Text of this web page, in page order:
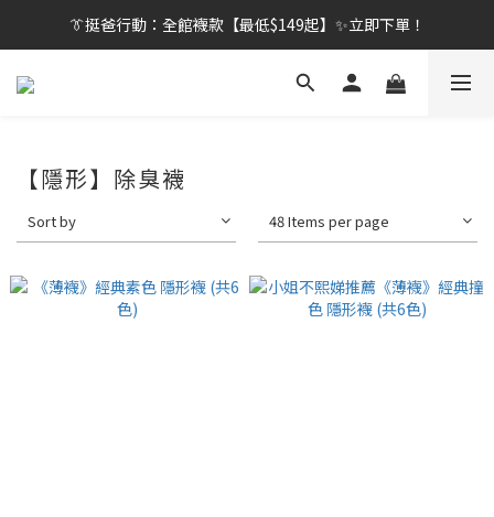
👔挺爸行動：全館襪款【最低$149起】✨立即下單！
👔挺爸行動：全館襪款【最低$149起】✨立即下單！
👔挺爸滿額贈：滿$1888就送💎品牌壓縮旅行袋！
👔挺爸行動：全館襪款【最低$149起】✨立即下單！
【隱形】除臭襪
Sort by 48 Items per page